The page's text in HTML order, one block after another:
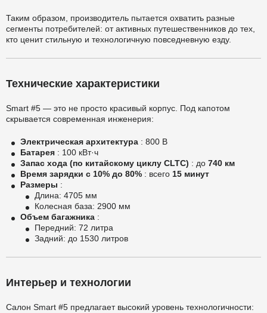
Таким образом, производитель пытается охватить разные
сегменты потребителей: от активных путешественников до тех,
кто ценит стильную и технологичную повседневную езду.
Технические характеристики
Smart #5 — это не просто красивый корпус. Под капотом
скрывается современная инженерия:
Электрическая архитектура : 800 В
Батарея : 100 кВт·ч
Запас хода (по китайскому циклу CLTC) : до 740 км
Время зарядки с 10% до 80% : всего 15 минут
Размеры :
Длина: 4705 мм
Колесная база: 2900 мм
Объем багажника :
Передний: 72 литра
Задний: до 1530 литров
Интерьер и технологии
Салон Smart #5 предлагает высокий уровень технологичности: